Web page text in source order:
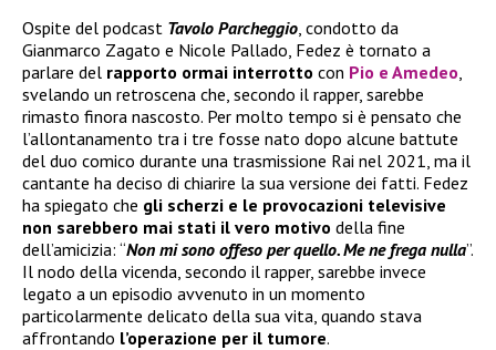
Ospite del podcast Tavolo Parcheggio , condotto da
Gianmarco Zagato e Nicole Pallado, Fedez è tornato a
parlare del rapporto ormai interrotto con Pio e Amedeo
svelando un retroscena che, secondo il rapper, sarebbe
rimasto finora nascosto. Per molto tempo si è pensato che
l’allontanamento tra i tre fosse nato dopo alcune battute
del duo comico durante una trasmissione Rai nel 2021, ma il
cantante ha deciso di chiarire la sua versione dei fatti. Fedez
ha spiegato che gli scherzi e le provocazioni televisive
non sarebbero mai stati il vero motivo della fine
dell’amicizia: “Non mi sono offeso per quello. Me ne frega nulla”.
Il nodo della vicenda, secondo il rapper, sarebbe invece
legato a un episodio avvenuto in un momento
particolarmente delicato della sua vita, quando stava
affrontando l’operazione per il tumore.